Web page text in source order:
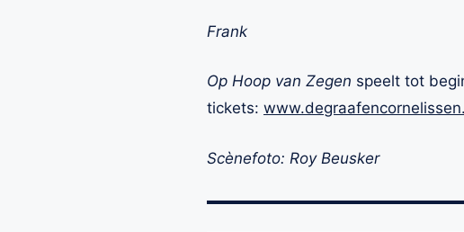
Frank
Op Hoop van Zegen speelt tot
tickets:
Scènefoto: Roy Beusker